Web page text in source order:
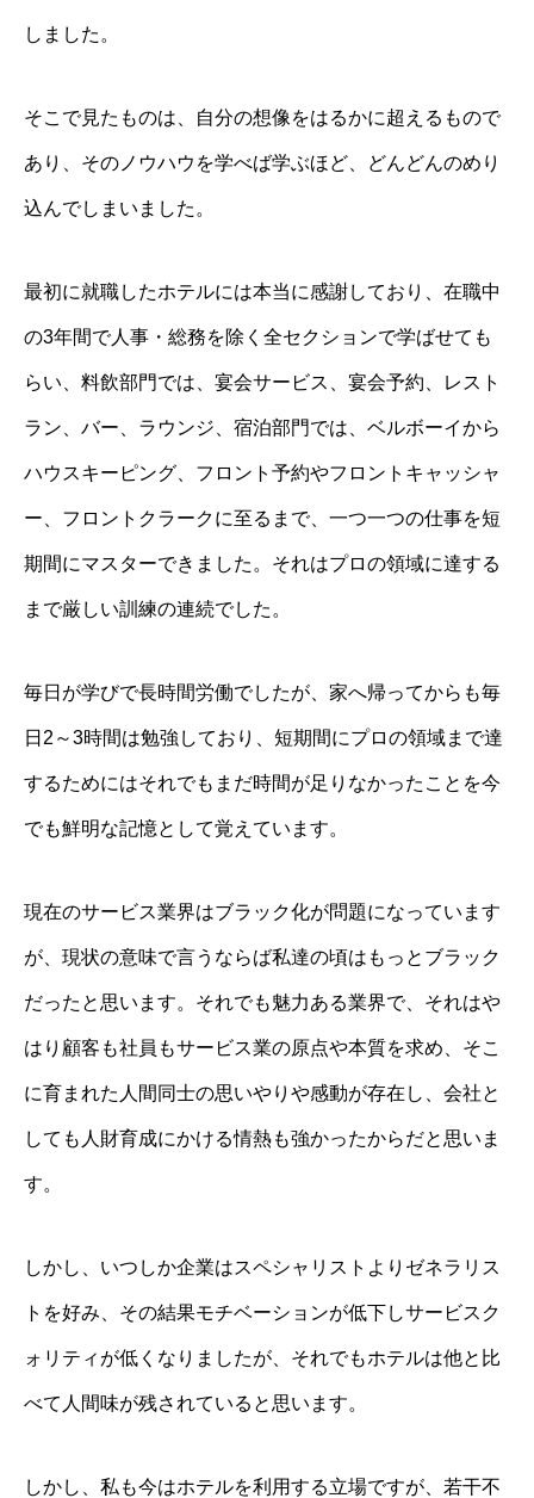
しました。
そこで見たものは、自分の想像をはるかに超えるもので
あり、そのノウハウを学べば学ぶほど、どんどんのめり
込んでしまいました。
最初に就職したホテルには本当に感謝しており、在職中
の3年間で人事・総務を除く全セクションで学ばせても
らい、料飲部門では、宴会サービス、宴会予約、レスト
ラン、バー、ラウンジ、宿泊部門では、ベルボーイから
ハウスキーピング、フロント予約やフロントキャッシャ
ー、フロントクラークに至るまで、一つ一つの仕事を短
期間にマスターできました。それはプロの領域に達する
まで厳しい訓練の連続でした。
毎日が学びで長時間労働でしたが、家へ帰ってからも毎
日2～3時間は勉強しており、短期間にプロの領域まで達
するためにはそれでもまだ時間が足りなかったことを今
でも鮮明な記憶として覚えています。
現在のサービス業界はブラック化が問題になっています
が、現状の意味で言うならば私達の頃はもっとブラック
だったと思います。それでも魅力ある業界で、それはや
はり顧客も社員もサービス業の原点や本質を求め、そこ
に育まれた人間同士の思いやりや感動が存在し、会社と
しても人財育成にかける情熱も強かったからだと思いま
す。
しかし、いつしか企業はスペシャリストよりゼネラリス
トを好み、その結果モチベーションが低下しサービスク
ォリティが低くなりましたが、それでもホテルは他と比
べて人間味が残されていると思います。
しかし、私も今はホテルを利用する立場ですが、若干不